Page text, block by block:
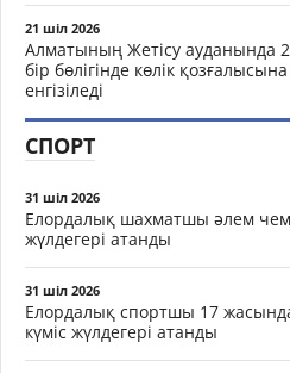
21 шіл 2026
Алматының Жетісу ауданында
бір бөлігінде көлік
енгізіледі
СПОРТ
31 шіл 2026
Елордалық шахматшы әлем
жүлдегері атанды
31 шіл 2026
Елордалық спортшы 17
күміс жүлдегері атанды